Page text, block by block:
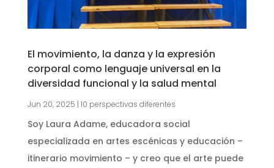
El movimiento, la danza y la expresión
corporal como lenguaje universal en la
diversidad funcional y la salud mental
Jun 20, 2025 | 10 perspectivas diferentes
Soy Laura Adame, educadora social
especializada en artes escénicas y educación –
itinerario movimiento – y creo que el arte puede